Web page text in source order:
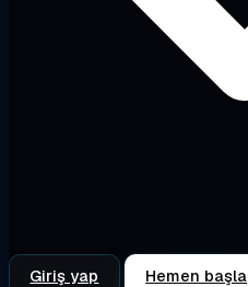
Giriş yap Hemen başla